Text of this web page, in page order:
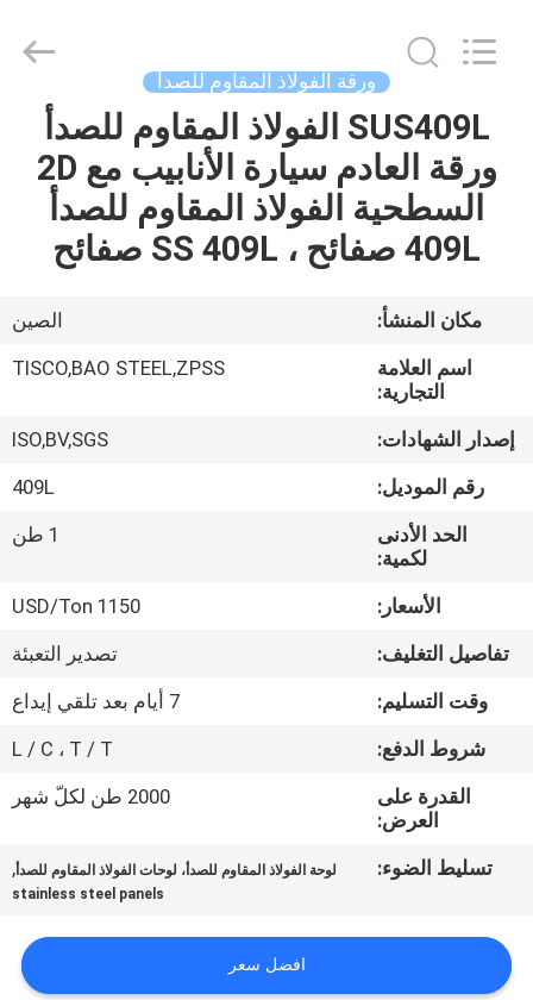
منزل،
بيت
منتجات
معلومات
جولة
المعمل
مراقبة
الجودة
اتصل
COMPANY
INDUSTRIAL
ورقة الفولاذ المقاوم للصدأ
SUS409L الفولاذ المقاوم للصدأ
ورقة العادم سيارة الأنابيب مع 2D
السطحية الفولاذ المقاوم للصدأ
409L صفائح ، SS 409L صفائح
مكان المنشأ:
الصين
اسم العلامة
التجارية:
TISCO,BAO STEEL,ZPSS
إصدار الشهادات:
ISO,BV,SGS
رقم الموديل:
409L
الحد الأدنى
لكمية:
1 طن
الأسعار:
1150 USD/Ton
تفاصيل التغليف:
تصدير التعبئة
وقت التسليم:
7 أيام بعد تلقي إيداع
شروط الدفع:
L / C ، T / T
القدرة على
العرض:
2000 طن لكلّ شهر
تسليط الضوء: لوحة الفولاذ المقاوم للصدأ، لوحات الفولاذ المقاوم للصدأ ,
stainless steel panels
افضل سعر